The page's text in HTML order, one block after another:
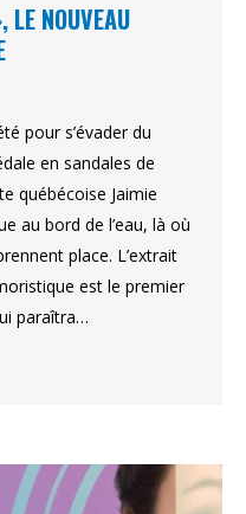
LE NOUVEAU
pour s’évader du
en sandales de
québécoise Jaimie
au bord de l’eau, là où
place. L’extrait
est le premier
paraîtra…